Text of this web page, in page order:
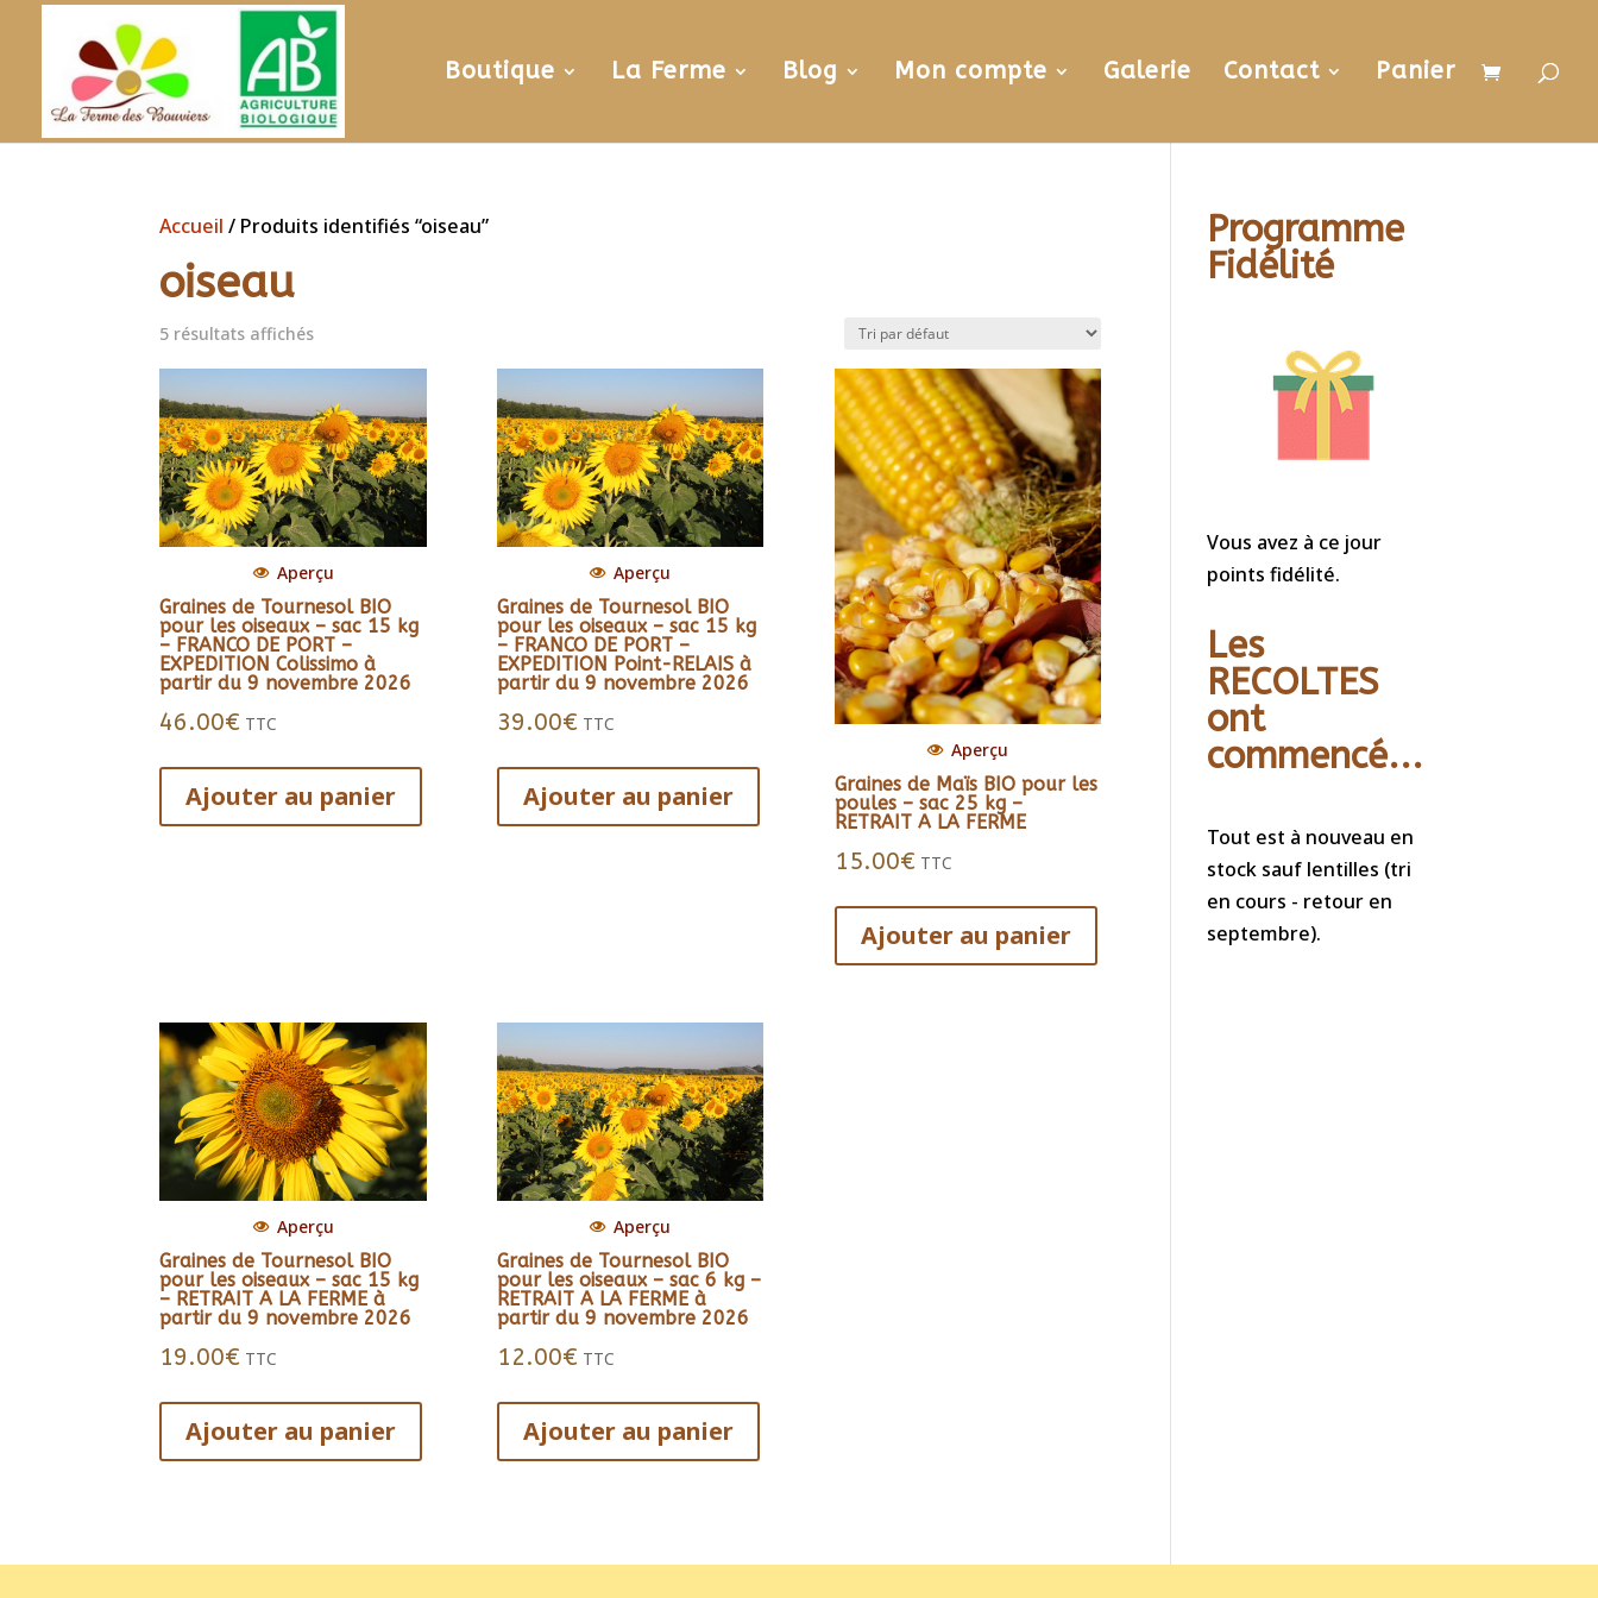
Boutique La Ferme Blog Mon compte Galerie Contact Panier
Accueil / Produits identifiés “oiseau”
oiseau
5 résultats affichés
Aperçu
Graines de Tournesol BIO
pour les oiseaux – sac 15 kg
– FRANCO DE PORT –
EXPEDITION Colissimo à
partir du 9 novembre 2026
46.00€ TTC
Ajouter au panier
Aperçu
Graines de Tournesol BIO
pour les oiseaux – sac 15 kg
– FRANCO DE PORT –
EXPEDITION Point-RELAIS à
partir du 9 novembre 2026
39.00€ TTC
Ajouter au panier
Aperçu
Graines de Maïs BIO pour les
poules – sac 25 kg –
RETRAIT A LA FERME
15.00€ TTC
Ajouter au panier
Aperçu
Graines de Tournesol BIO
pour les oiseaux – sac 15 kg
– RETRAIT A LA FERME à
partir du 9 novembre 2026
19.00€ TTC
Ajouter au panier
Aperçu
Graines de Tournesol BIO
pour les oiseaux – sac 6 kg –
RETRAIT A LA FERME à
partir du 9 novembre 2026
12.00€ TTC
Ajouter au panier
Programme
Fidélité
Vous avez à ce jour
points fidélité.
Les
RECOLTES
ont
commencé...
Tout est à nouveau en
stock sauf lentilles (tri
en cours - retour en
septembre).